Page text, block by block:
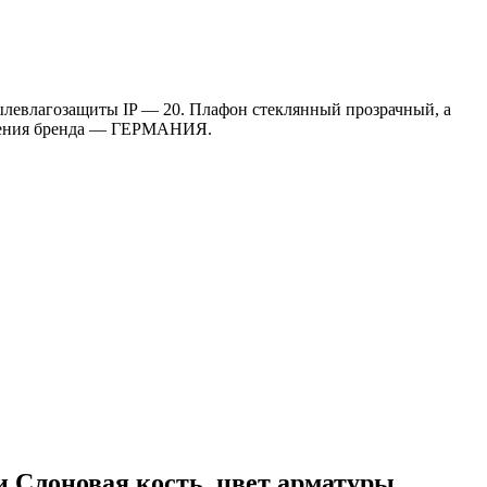
IP — 20. Плафон стеклянный прозрачный, а
бренда — ГЕРМАНИЯ.